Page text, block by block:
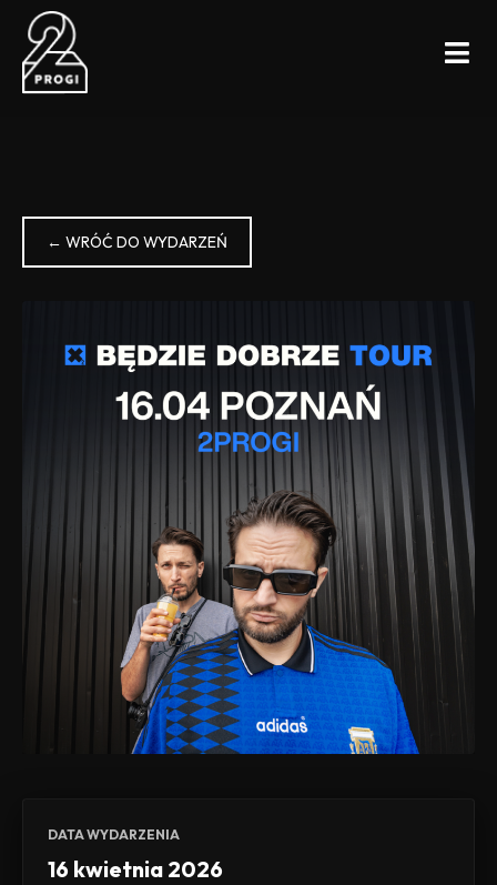
← WRÓĆ DO WYDARZEŃ
DATA WYDARZENIA
16 kwietnia 2026